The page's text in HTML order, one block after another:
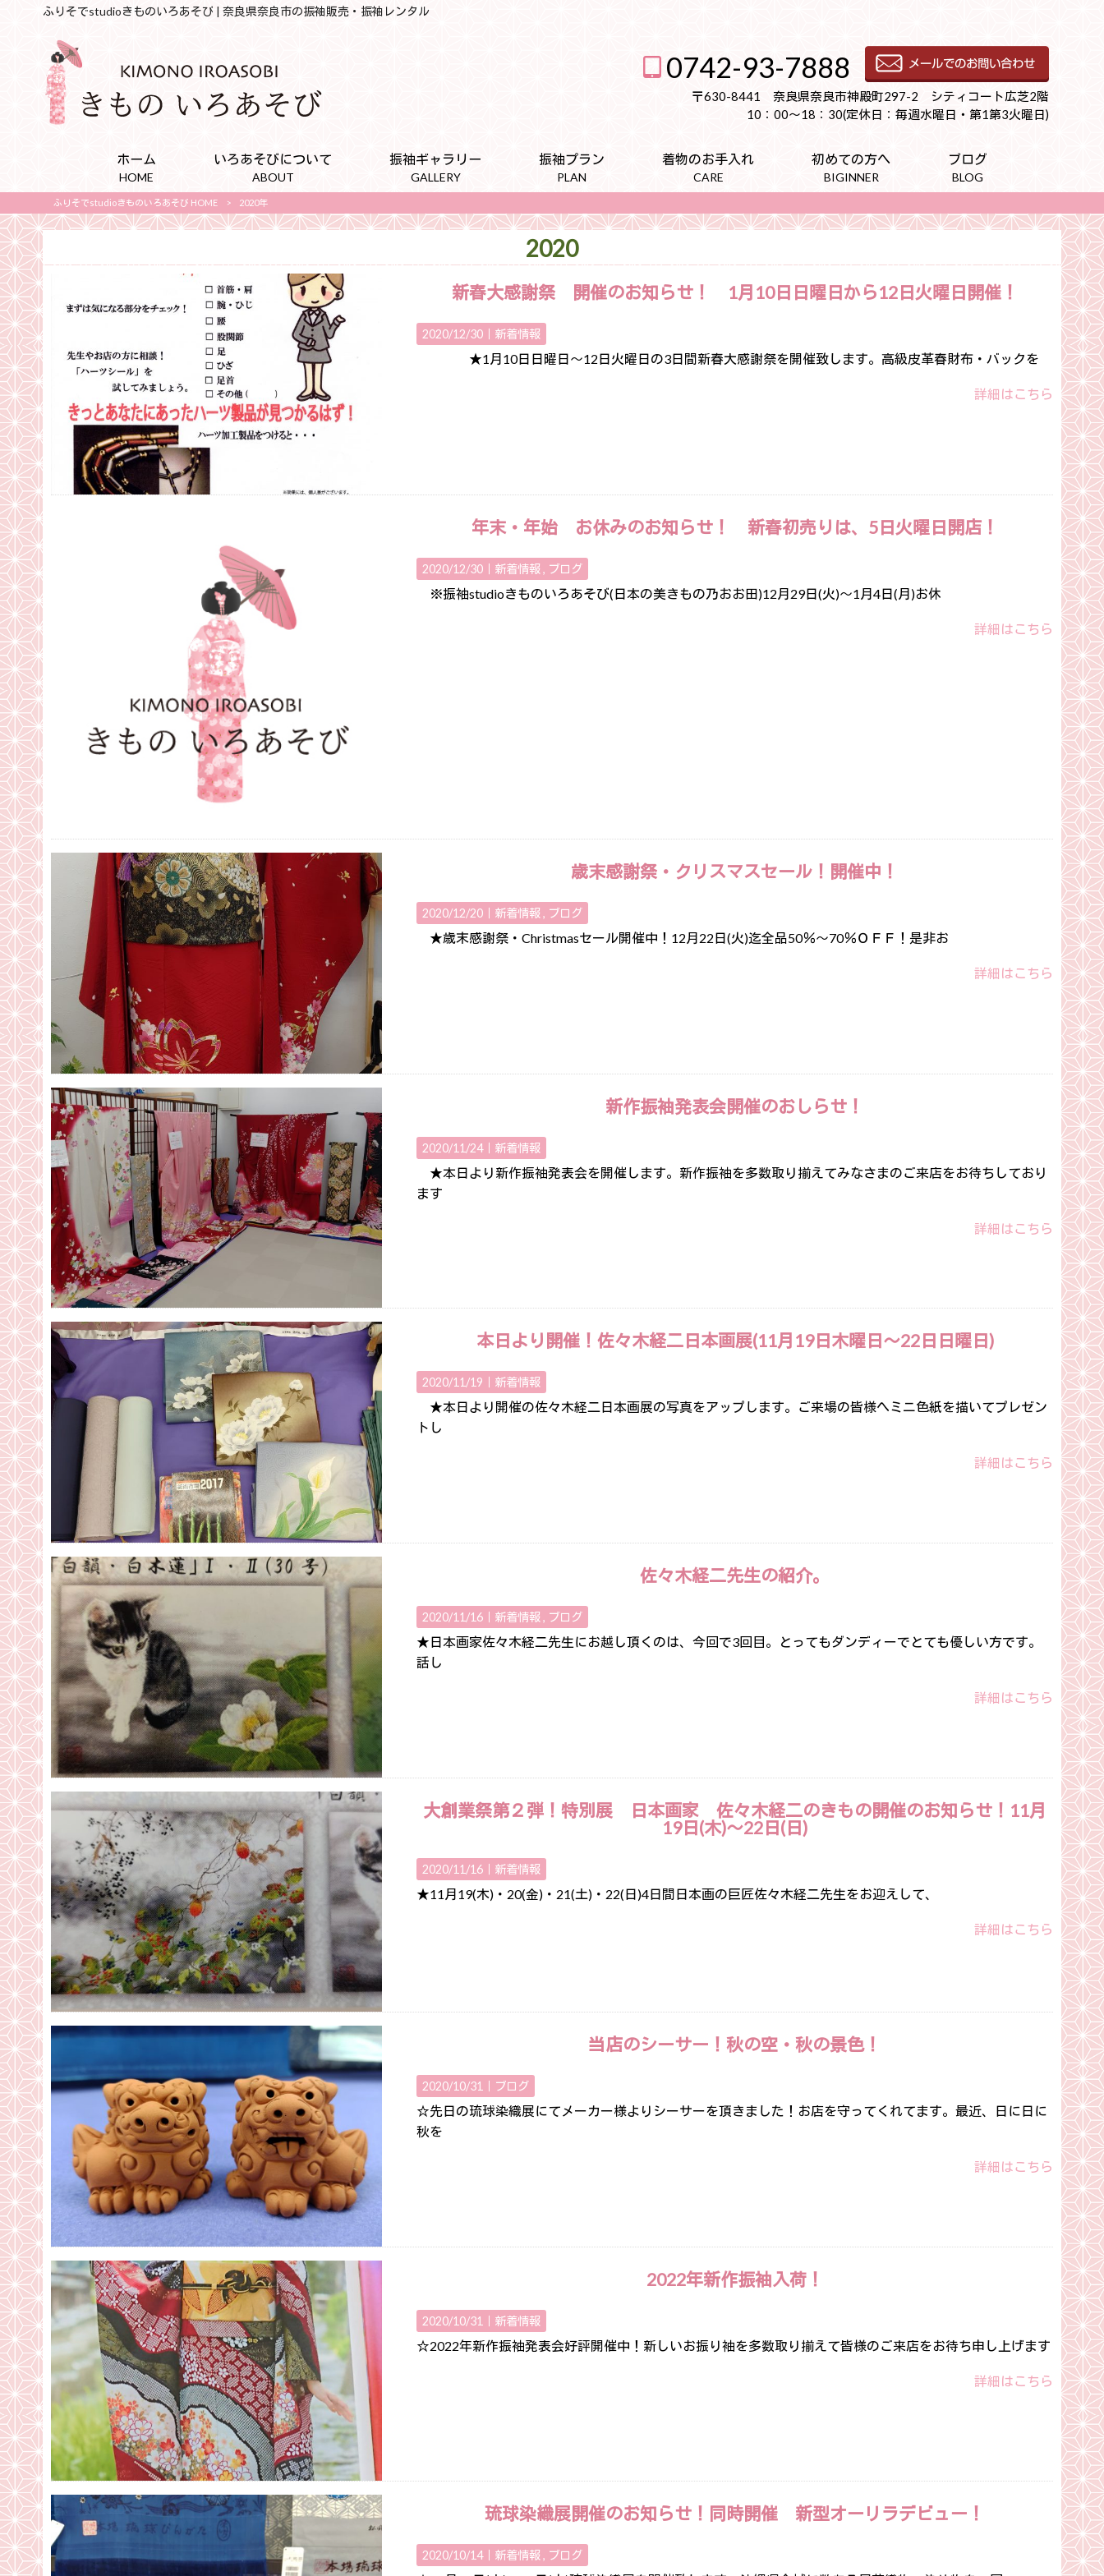
ふりそでstudioきものいろあそび | 奈良県奈良市の振袖販売・振袖レンタル
0742-93-7888
〒630-8441 奈良県奈良市神殿町297-2 シティコート広芝2階
10：00～18：30(定休日：毎週水曜日・第1第3火曜日)
ホーム
HOME
いろあそびについて
ABOUT
振袖ギャラリー
GALLERY
振袖プラン
PLAN
着物のお手入れ
CARE
初めての方へ
BIGINNER
ブログ
BLOG
ふりそでstudioきものいろあそび HOME > 2020年
2020
新春大感謝祭 開催のお知らせ！ 1月10日日曜日から12日火曜日開催！
2020/12/30｜ 新着情報
★1月10日日曜日～12日火曜日の3日間新春大感謝祭を開催致します。高級皮革春財布・バックを
詳細はこちら
年末・年始 お休みのお知らせ！ 新春初売りは、5日火曜日開店！
2020/12/30｜ 新着情報 ブログ
※振袖studioきものいろあそび(日本の美きもの乃おお田)12月29日(火)～1月4日(月)お休
詳細はこちら
歳末感謝祭・クリスマスセール！開催中！
2020/12/20｜ 新着情報 ブログ
★歳末感謝祭・Christmasセール開催中！12月22日(火)迄全品50％～70％ＯＦＦ！是非お
詳細はこちら
新作振袖発表会開催のおしらせ！
2020/11/24｜ 新着情報
★本日より新作振袖発表会を開催します。新作振袖を多数取り揃えてみなさまのご来店をお待ちしており
ます
詳細はこちら
本日より開催！佐々木経二日本画展(11月19日木曜日～22日日曜日)
2020/11/19｜ 新着情報
★本日より開催の佐々木経二日本画展の写真をアップします。ご来場の皆様へミニ色紙を描いてプレゼン
トし
詳細はこちら
佐々木経二先生の紹介。
2020/11/16｜ 新着情報 ブログ
★日本画家佐々木経二先生にお越し頂くのは、今回で3回目。とってもダンディーでとても優しい方です。
話し
詳細はこちら
大創業祭第２弾！特別展 日本画家 佐々木経二のきもの開催のお知らせ！11月
19日(木)～22日(日)
2020/11/16｜ 新着情報
★11月19(木)・20(金)・21(土)・22(日)4日間日本画の巨匠佐々木経二先生をお迎えして、
詳細はこちら
当店のシーサー！秋の空・秋の景色！
2020/10/31｜ ブログ
☆先日の琉球染織展にてメーカー様よりシーサーを頂きました！お店を守ってくれてます。最近、日に日に
秋を
詳細はこちら
2022年新作振袖入荷！
2020/10/31｜ 新着情報
☆2022年新作振袖発表会好評開催中！新しいお振り袖を多数取り揃えて皆様のご来店をお待ち申し上げます
詳細はこちら
琉球染織展開催のお知らせ！同時開催 新型オーリラデビュー！
2020/10/14｜ 新着情報 ブログ